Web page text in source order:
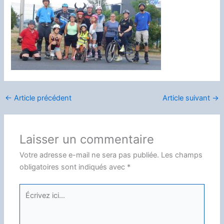
← Article précédent Article suivant →
Laisser un commentaire
Votre adresse e-mail ne sera pas publiée. Les champs
obligatoires sont indiqués avec *
Écrivez